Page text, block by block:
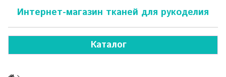
Интернет-магазин тканей для рукоделия
Каталог